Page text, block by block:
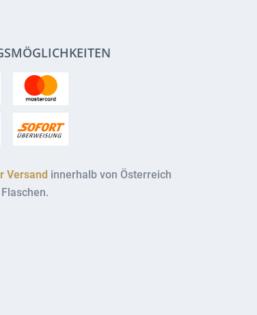
Versand innerhalb von Österreich